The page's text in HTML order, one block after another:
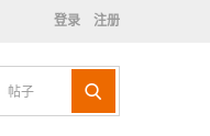
登录 注册
帖子